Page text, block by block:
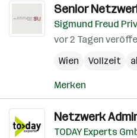
Senior
Sigmund Freud
vor 2 Tagen
Wien
Vollzeit
Merken
Netzwerk
TODAY Experts